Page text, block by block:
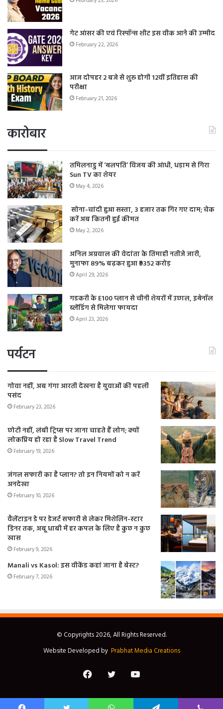
गेट आंसर की एवं रिस्पॉन्स शीट इस वीक आने की उम्मीद
February 22, 2026
आज दोपहर 2 बजे से शुरू होगी 12वीं इतिहास की
परीक्षा
February 21, 2026
कारोबार
तमिलनाडु में ‘थलपति’ विजय की आंधी, धड़ाम से गिरा
Sun TV का शेयर
May 4, 2026
सोना-चांदी हुआ सस्ता, 3 हजार तक गिर गए दाम; चेक
करें अब कितनी हुई कीमत
May 2, 2026
अनिल अग्रवाल की वेदांता के तिमाही नतीजे जारी,
मुनाफा 89% बढ़कर हुआ ₹9352 करोड़
April 29, 2026
गडकरी के E100 प्लान से चीनी शेयरों में उछाल, इथेनॉल
ब्लेंडिंग से मिलेगा फायदा
April 23, 2026
पर्यटन
गोवा नहीं, अब गंगा आरती देखना है युवाओं की पहली
पसंद
February 23, 2026
छोटी नहीं, लंबी ट्रिप्स पर जाना चाहते हैं लोग; क्यों
लोकप्रिय हो रहा है Slow Travel Trend
February 19, 2026
जंगल सफारी का है प्लान? तो इन नियमों को न करें
अनदेखा
February 10, 2026
वैलेंटाइन डे पर डेजर्ट सफारी से लेकर मिशेलिन-स्टार
डिनर तक, अबू धाबी में हर कपल के लिए है कुछ न कुछ
खास
February 9, 2026
Manali vs Kasol: इस वीकेंड कहां जाना है बेस्ट?
February 7, 2026
© Copyrights 2026, All Rights Reserved.
Website Developed by Prabhat Media Creations
FacebookTwitterYouTube